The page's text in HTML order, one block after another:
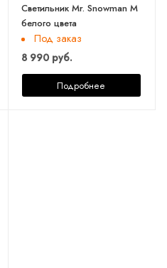
Светильник Mr. Snowman M
белого цвета
Под заказ
8 990 руб.
Подробнее